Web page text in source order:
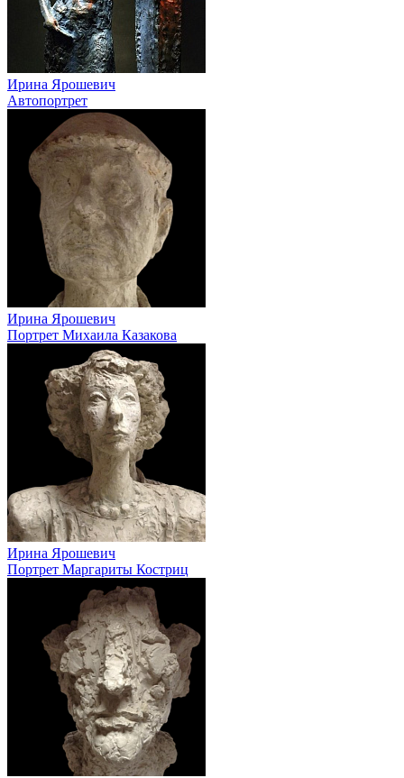
Ирина Ярошевич
Автопортрет
Ирина Ярошевич
Портрет Михаила Казакова
Ирина Ярошевич
Портрет Маргариты Костриц